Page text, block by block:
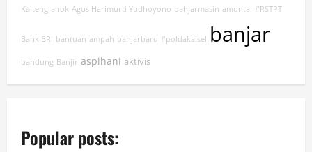
Kalteng ahok Agus Harimurti Yudhoyono bahjarmasin amuntai #RSTPT
Bank BRI bantuan ampah banjarbaru #poldakalsel banjar
bandung Banjir aspihani aktivis
Popular posts: